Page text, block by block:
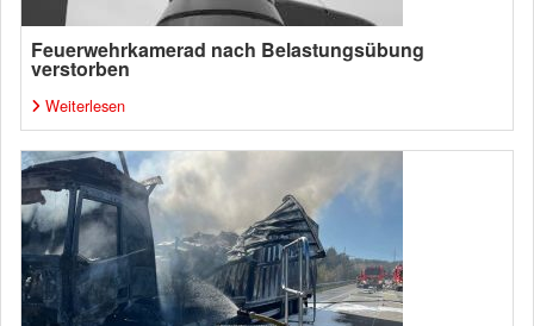
Feuerwehrkamerad nach Belastungsübung
verstorben
Weiterlesen